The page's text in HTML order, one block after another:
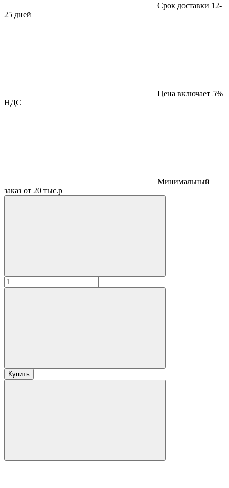
Срок доставки 12-
25 дней
Цена включает 5%
НДС
Минимальный
заказ от 20 тыс.р
Купить